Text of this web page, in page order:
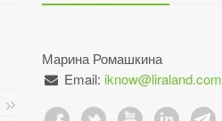
Марина Ромашкина
Email: iknow@liraland.com